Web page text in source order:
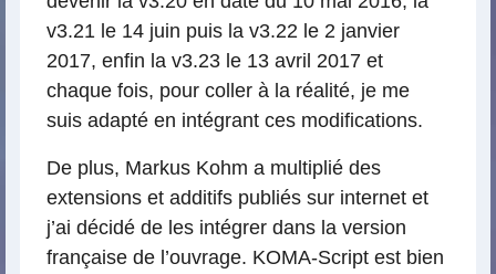
v3.21 le 14 juin puis la v3.22 le 2 janvier
2017, enfin la v3.23 le 13 avril 2017 et
chaque fois, pour coller à la réalité, je me
suis adapté en intégrant ces modifications.
De plus, Markus Kohm a multiplié des
extensions et additifs publiés sur internet et
j’ai décidé de les intégrer dans la version
française de l’ouvrage. KOMA-Script est bien